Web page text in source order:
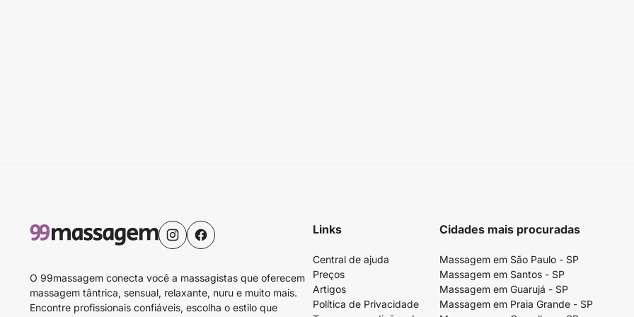
O 99massagem conecta você a massagistas que oferecem
massagem tântrica, sensual, relaxante, nuru e muito mais.
Encontre profissionais confiáveis, escolha o estilo que
Links
Central de ajuda
Preços
Artigos
Política de Privacidade
Cidades mais procuradas
Massagem em São Paulo - SP
Massagem em Santos - SP
Massagem em Guarujá - SP
Massagem em Praia Grande - SP